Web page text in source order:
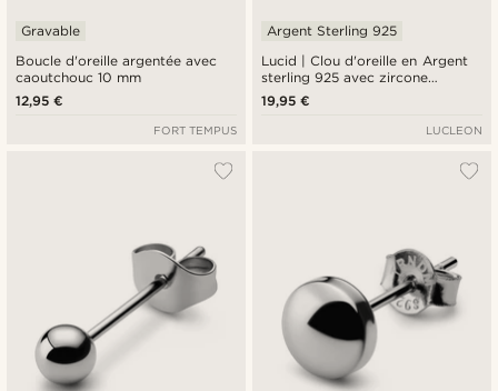
Boucle d'oreille argentée avec
caoutchouc 10 mm
Gravable
12,95 €
FORT TEMPUS
Lucid | Clou d'oreille en Argent
sterling 925 avec zircone
triangulaire - 8 mm
Argent Sterling 925
19,95 €
LUCLEON